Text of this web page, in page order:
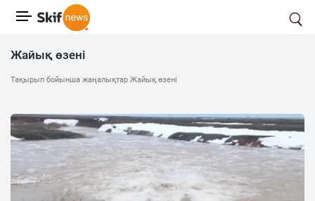
Жайық өзені
Тақырып бойынша жаңалықтар Жайық өзені